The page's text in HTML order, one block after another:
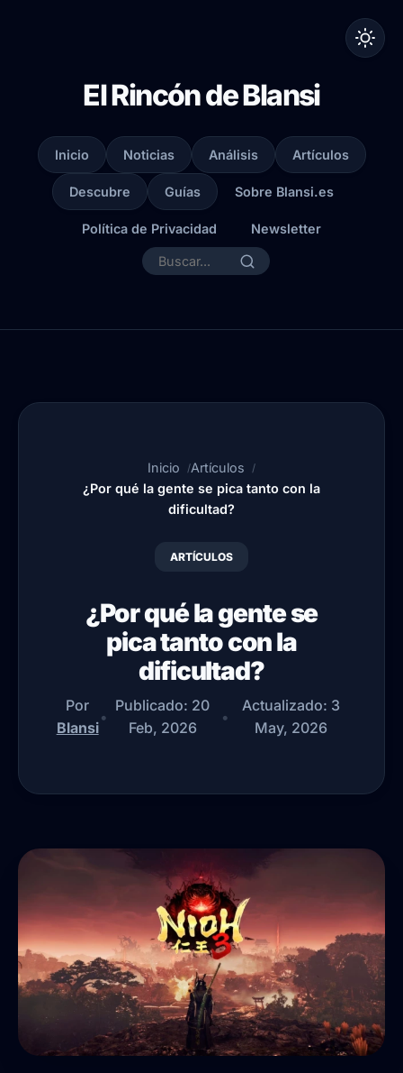
El Rincón de Blansi
Inicio Noticias Análisis Artículos
Descubre Guías Sobre Blansi.es
Política de Privacidad Newsletter
Inicio
Artículos
¿Por qué la gente se pica tanto con la
dificultad?
ARTÍCULOS
¿Por qué la gente se
pica tanto con la
dificultad?
Por
Blansi
•
Publicado: 20
Feb, 2026
•
Actualizado: 3
May, 2026